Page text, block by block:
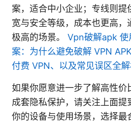
案，适合中小企业；专线则提
宽与安全等级，成本也更高，
极高的场景。 Vpn破解apk 使
案：为什么避免破解 VPN
付费 VPN、以及常见误区全
如果你愿意进一步了解高性价
成套隐私保护，请关注上面提
你的设备与使用场景，选择最